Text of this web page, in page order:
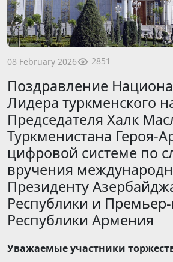
08 February 2026 2851
Поздравление
Лидера туркменского
Председателя Халк
Туркменистана Героя-
цифровой системе по
вручения
Президенту
Республики и
Республики Армения
Уважаемые участники